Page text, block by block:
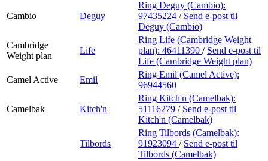
Cambio Deguy
Ring Deguy (Cambio):
97435224 / Send e-post til
Deguy (Cambio)
Cambridge
Weight plan
Life
Ring Life (Cambridge Weight
plan): 46411390 / Send e-post til
Life (Cambridge Weight plan)
Camel Active
Emil
Ring Emil (Camel Active):
96944560
Camelbak Kitch'n
Ring Kitch'n (Camelbak):
51116279 / Send e-post til
Kitch'n (Camelbak)
Tilbords
Ring Tilbords (Camelbak):
91923094 / Send e-post til
Tilbords (Camelbak)